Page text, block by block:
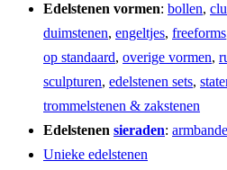
Edelstenen vormen: bollen,
duimstenen, engeltjes, freeforms
op standaard, overige vormen,
sculpturen, edelstenen sets,
trommelstenen & zakstenen
Edelstenen sieraden:
Unieke edelstenen